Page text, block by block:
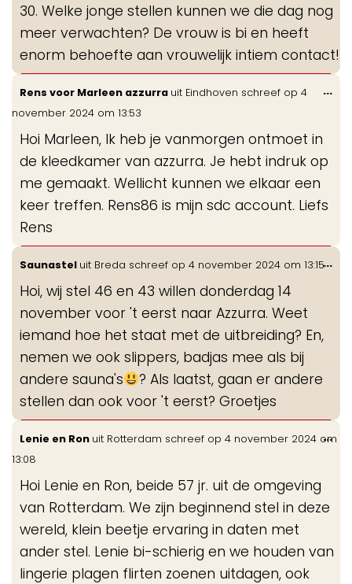
30. Welke jonge stellen kunnen we die dag nog
meer verwachten? De vrouw is bi en heeft
enorm behoefte aan vrouwelijk intiem contact!
Rens voor Marleen azzurra uit Eindhoven schreef op 4
november 2024 om 13:53
Hoi Marleen, Ik heb je vanmorgen ontmoet in
de kleedkamer van azzurra. Je hebt indruk op
me gemaakt. Wellicht kunnen we elkaar een
keer treffen. Rens86 is mijn sdc account. Liefs
Rens
...
Saunastel uit Breda schreef op 4 november 2024 om 13:15
Hoi, wij stel 46 en 43 willen donderdag 14
november voor 't eerst naar Azzurra. Weet
iemand hoe het staat met de uitbreiding? En,
nemen we ook slippers, badjas mee als bij
andere sauna's
? Als laatst, gaan er andere
stellen dan ook voor 't eerst? Groetjes
...
Lenie en Ron uit Rotterdam schreef op 4 november 2024 om
13:08
Hoi Lenie en Ron, beide 57 jr. uit de omgeving
van Rotterdam. We zijn beginnend stel in deze
wereld, klein beetje ervaring in daten met
ander stel. Lenie bi-schierig en we houden van
lingerie plagen flirten zoenen uitdagen, ook
...